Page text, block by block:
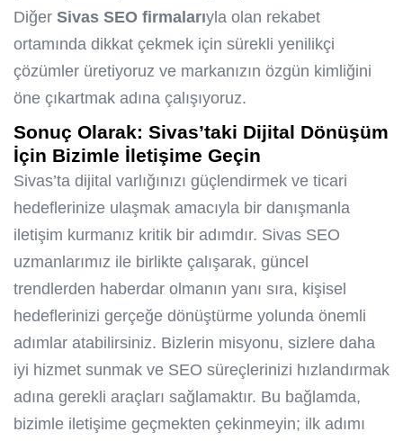
Diğer Sivas SEO firmalarıyla olan rekabet
ortamında dikkat çekmek için sürekli yenilikçi
çözümler üretiyoruz ve markanızın özgün kimliğini
öne çıkartmak adına çalışıyoruz.
Sonuç Olarak: Sivas’taki Dijital Dönüşüm
İçin Bizimle İletişime Geçin
Sivas’ta dijital varlığınızı güçlendirmek ve ticari
hedeflerinize ulaşmak amacıyla bir danışmanla
iletişim kurmanız kritik bir adımdır. Sivas SEO
uzmanlarımız ile birlikte çalışarak, güncel
trendlerden haberdar olmanın yanı sıra, kişisel
hedeflerinizi gerçeğe dönüştürme yolunda önemli
adımlar atabilirsiniz. Bizlerin misyonu, sizlere daha
iyi hizmet sunmak ve SEO süreçlerinizi hızlandırmak
adına gerekli araçları sağlamaktır. Bu bağlamda,
bizimle iletişime geçmekten çekinmeyin; ilk adımı